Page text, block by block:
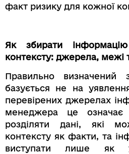
факт ризику для кожної
Як збирати
контексту: джерела, межі
Правильно визначений
базується не на
перевірених джерелах
менеджера це означає
розділяти дані, які
контексту як факти, та
виступати лише як